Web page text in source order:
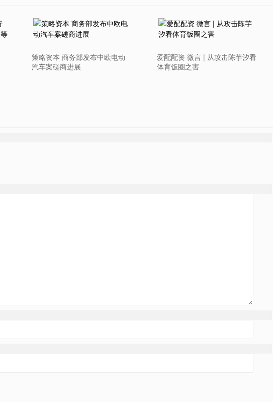
策略资本 商务部发布中欧电动
汽车案磋商进展
爱配配资 微言 | 从攻击陈芋汐看
体育饭圈之害